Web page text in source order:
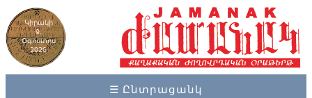
Կիրակի
9,
Օգոստոս
2026
☰ Ընտրացանկ